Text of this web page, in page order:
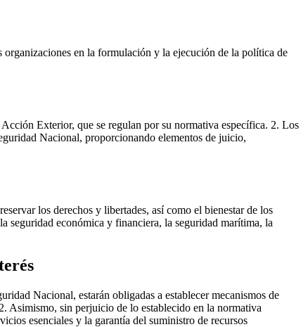
en la formulación y la ejecución de la política de
Exterior, que se regulan por su normativa específica. 2. Los
Nacional, proporcionando elementos de juicio,
los derechos y libertades, así como el bienestar de los
seguridad económica y financiera, la seguridad marítima, la
Nacional, estarán obligadas a establecer mecanismos de
Asimismo, sin perjuicio de lo establecido en la normativa
esenciales y la garantía del suministro de recursos